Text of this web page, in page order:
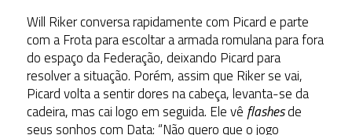
Will Riker conversa rapidamente com Picard e parte
com a Frota para escoltar a armada romulana para fora
do espaço da Federação, deixando Picard para
resolver a situação. Porém, assim que Riker se vai,
Picard volta a sentir dores na cabeça, levanta-se da
cadeira, mas cai logo em seguida. Ele vê flashesde
seus sonhos com Data: “Não quero que o jogo